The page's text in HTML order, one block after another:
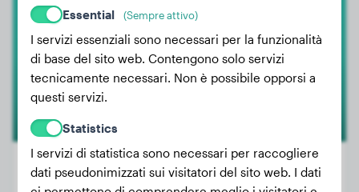
Leo Cristales García
1
Essential (Sempre attivo)
I servizi essenziali sono necessari per la funzionalità
di base del sito web. Contengono solo servizi
tecnicamente necessari. Non è possibile opporsi a
questi servizi.
Statistics
I servizi di statistica sono necessari per raccogliere
dati pseudonimizzati sui visitatori del sito web. I dati